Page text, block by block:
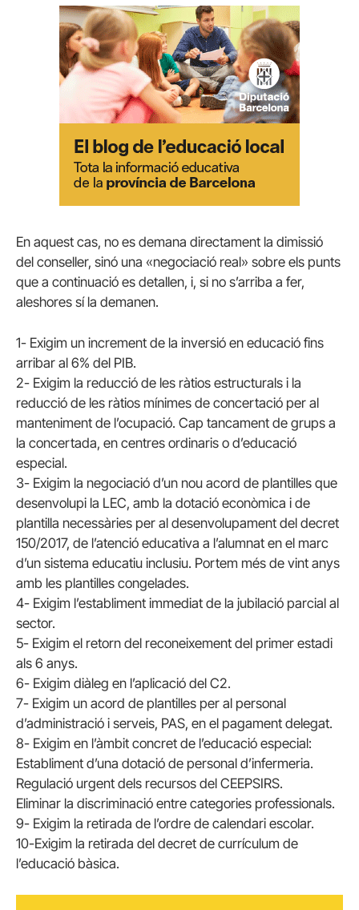
En aquest cas, no es demana directament la dimissió
del conseller, sinó una «negociació real» sobre els punts
que a continuació es detallen, i, si no s’arriba a fer,
aleshores sí la demanen.
1- Exigim un increment de la inversió en educació fins
arribar al 6% del PIB.
2- Exigim la reducció de les ràtios estructurals i la
reducció de les ràtios mínimes de concertació per al
manteniment de l’ocupació. Cap tancament de grups a
la concertada, en centres ordinaris o d’educació
especial.
3- Exigim la negociació d’un nou acord de plantilles que
desenvolupi la LEC, amb la dotació econòmica i de
plantilla necessàries per al desenvolupament del decret
150/2017, de l’atenció educativa a l’alumnat en el marc
d’un sistema educatiu inclusiu. Portem més de vint anys
amb les plantilles congelades.
4- Exigim l’establiment immediat de la jubilació parcial al
sector.
5- Exigim el retorn del reconeixement del primer estadi
als 6 anys.
6- Exigim diàleg en l’aplicació del C2.
7- Exigim un acord de plantilles per al personal
d’administració i serveis, PAS, en el pagament delegat.
8- Exigim en l’àmbit concret de l’educació especial:
Establiment d’una dotació de personal d’infermeria.
Regulació urgent dels recursos del CEEPSIRS.
Eliminar la discriminació entre categories professionals.
9- Exigim la retirada de l’ordre de calendari escolar.
10-Exigim la retirada del decret de currículum de
l’educació bàsica.